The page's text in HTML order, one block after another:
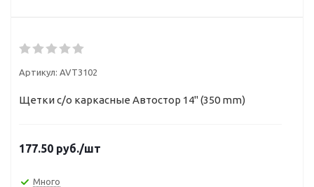
Артикул: AVT3102
Щетки с/о каркасные Автостор 14" (350 mm)
177.50 руб./шт
Много